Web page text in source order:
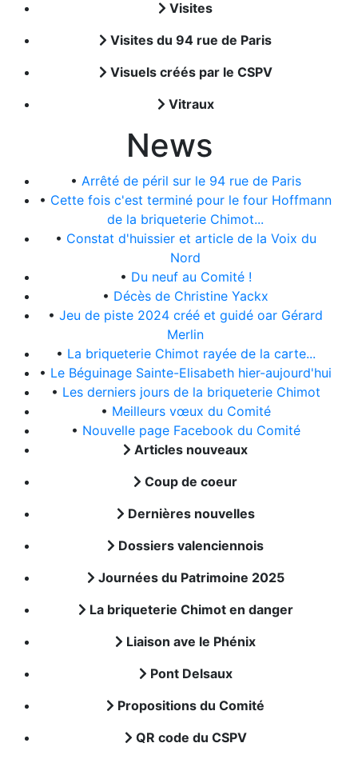
Visites
Visites du 94 rue de Paris
Visuels créés par le CSPV
Vitraux
News
• Arrêté de péril sur le 94 rue de Paris
• Cette fois c'est terminé pour le four Hoffmann
de la briqueterie Chimot...
• Constat d'huissier et article de la Voix du
Nord
• Du neuf au Comité !
• Décès de Christine Yackx
• Jeu de piste 2024 créé et guidé oar Gérard
Merlin
• La briqueterie Chimot rayée de la carte...
• Le Béguinage Sainte-Elisabeth hier-aujourd'hui
• Les derniers jours de la briqueterie Chimot
• Meilleurs vœux du Comité
• Nouvelle page Facebook du Comité
Articles nouveaux
Coup de coeur
Dernières nouvelles
Dossiers valenciennois
Journées du Patrimoine 2025
La briqueterie Chimot en danger
Liaison ave le Phénix
Pont Delsaux
Propositions du Comité
QR code du CSPV